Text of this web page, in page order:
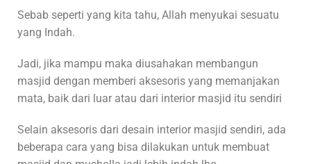
Sebab seperti yang kita tahu, Allah menyukai sesuatu
yang Indah.
Jadi, jika mampu maka diusahakan membangun
masjid dengan memberi aksesoris yang memanjakan
mata, baik dari luar atau dari interior masjid itu sendiri
Selain aksesoris dari desain interior masjid sendiri, ada
beberapa cara yang bisa dilakukan untuk membuat